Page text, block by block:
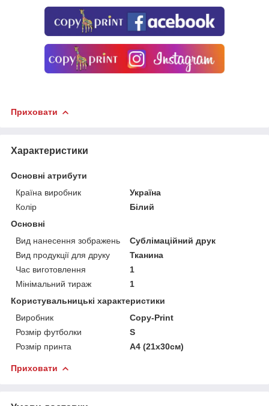
Приховати
Характеристики
Основні атрибути
Країна виробник
Україна
Колір
Білий
Основні
Вид нанесення зображень
Сублімаційний друк
Вид продукції для друку
Тканина
Час виготовлення
1
Мінімальний тираж
1
Користувальницькі характеристики
Виробник
Copy-Print
Розмір футболки
S
Розмір принта
А4 (21х30см)
Приховати